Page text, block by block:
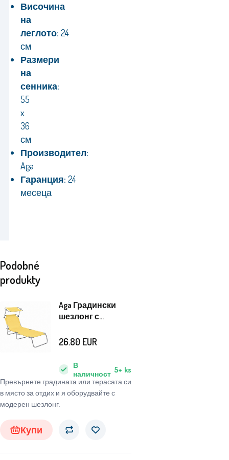
Височина
на
леглото: 24
см
Размери
на
сенника:
55
x
36
см
Производител:
Aga
Гаранция: 24
месеца
Podobné
produkty
Aga Градински
шезлонг с
Превърнете градината или терасата си
в място за отдих и я оборудвайте с
модерен шезлонг.
В
наличност 5+ ks
26.80 EUR
Купи